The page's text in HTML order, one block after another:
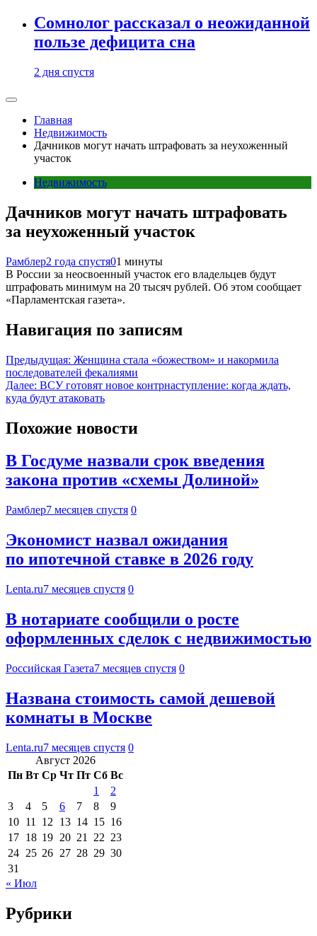
Сомнолог рассказал о неожиданной
пользе дефицита сна
2 дня спустя
Главная
Недвижимость
Дачников могут начать штрафовать за неухоженный
участок
Недвижимость
Дачников могут начать штрафовать
за неухоженный участок
Рамблер2 года спустя01 минуты
В России за неосвоенный участок его владельцев будут
штрафовать минимум на 20 тысяч рублей. Об этом сообщает
«Парламентская газета».
Навигация по записям
Предыдущая: Женщина стала «божеством» и накормила
последователей фекалиями
Далее: ВСУ готовят новое контрнаступление: когда ждать,
куда будут атаковать
Похожие новости
В Госдуме назвали срок введения
закона против «схемы Долиной»
Рамблер7 месяцев спустя 0
Экономист назвал ожидания
по ипотечной ставке в 2026 году
Lenta.ru7 месяцев спустя 0
В нотариате сообщили о росте
оформленных сделок с недвижимостью
Российская Газета7 месяцев спустя 0
Названа стоимость самой дешевой
комнаты в Москве
Lenta.ru7 месяцев спустя 0
Август 2026
Пн Вт Ср Чт Пт Сб Вс
1
2
3
4 5 6 7 8
9
10 11 12 13 14 15 16
17 18 19 20 21 22 23
24 25 26 27 28 29 30
31
« Июл
Рубрики